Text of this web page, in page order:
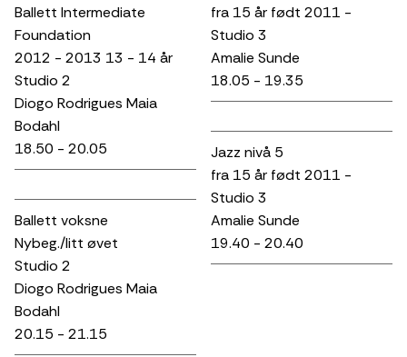
Ballett Intermediate
Foundation
2012 - 2013 13 - 14 år
Studio 2
Diogo Rodrigues Maia
Bodahl
18.50 - 20.05
Ballett voksne
Nybeg./litt øvet
Studio 2
Diogo Rodrigues Maia
Bodahl
20.15 - 21.15
fra 15 år født 2011 -
Studio 3
Amalie Sunde
18.05 - 19.35
Jazz nivå 5
fra 15 år født 2011 -
Studio 3
Amalie Sunde
19.40 - 20.40